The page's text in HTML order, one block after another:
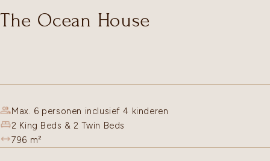
The Ocean House
Max. 6 personen inclusief 4 kinderen
2 King Beds & 2 Twin Beds
796 m²